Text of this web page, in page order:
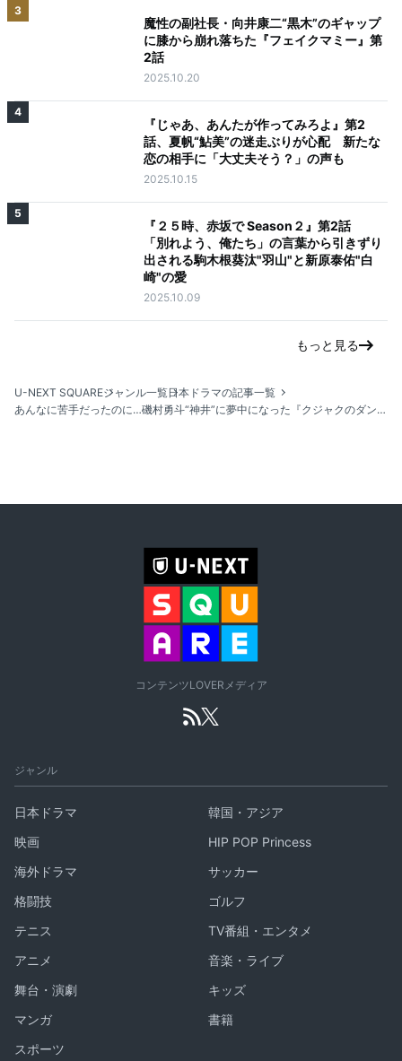
3
魔性の副社長・向井康二“黒木”のギャップ
に膝から崩れ落ちた『フェイクマミー』第
2話
2025.10.20
4
『じゃあ、あんたが作ってみろよ』第2
話、夏帆“鮎美”の迷走ぶりが心配 新たな
恋の相手に「大丈夫そう？」の声も
2025.10.15
5
『２５時、赤坂で Season２』第2話
「別れよう、俺たち」の言葉から引きずり
出される駒木根葵汰"羽山"と新原泰佑"白
崎"の愛
2025.10.09
もっと見る
U-NEXT SQUAREジャンル一覧日本ドラマの記事一覧
あんなに苦手だったのに…磯村勇斗“神井”に夢中になった『クジャクのダンス、誰が見た？』第9話
コンテンツLOVERメディア
ジャンル
日本ドラマ
韓国・アジア
映画
HIP POP Princess
海外ドラマ
サッカー
格闘技
ゴルフ
テニス
TV番組・エンタメ
アニメ
音楽・ライブ
舞台・演劇
キッズ
マンガ
書籍
スポーツ